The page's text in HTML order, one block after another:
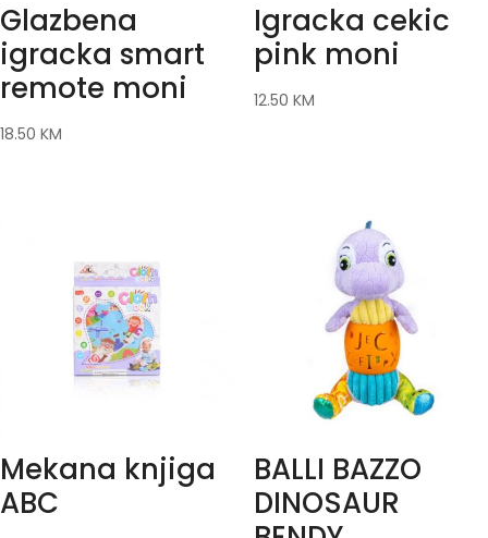
Glazbena
igracka smart
remote moni
18.50 KM
Igracka cekic
pink moni
12.50 KM
Mekana knjiga
ABC
BALLI BAZZO
DINOSAUR